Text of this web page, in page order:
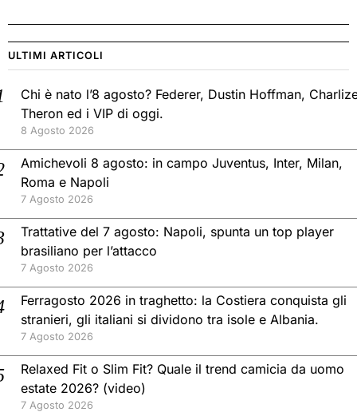
ULTIMI ARTICOLI
Chi è nato l’8 agosto? Federer, Dustin Hoffman,
Theron ed i VIP di oggi.
8 Agosto 2026
Amichevoli 8 agosto: in campo Juventus, Inter, Milan,
Roma e Napoli
7 Agosto 2026
Trattative del 7 agosto: Napoli, spunta un top player
brasiliano per l’attacco
7 Agosto 2026
Ferragosto 2026 in traghetto: la Costiera conquista gli
stranieri, gli italiani si dividono tra isole e Albania.
7 Agosto 2026
Relaxed Fit o Slim Fit? Quale il trend camicia da uomo
estate 2026? (video)
7 Agosto 2026